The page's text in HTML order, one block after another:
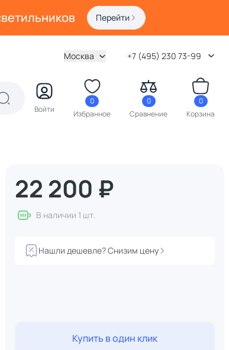
Перейти
Москва +7 (495) 230 73-99
Войти
0
Избранное
0
Сравнение
0
Корзина
22 200 ₽
В наличии 1 шт.
Нашли дешевле? Снизим цену
Купить в один клик